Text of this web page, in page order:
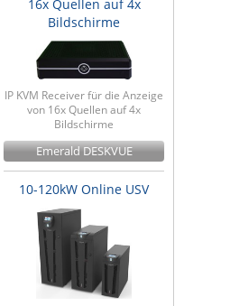
16x Quellen auf 4x
Bildschirme
IP KVM Receiver für die Anzeige
von 16x Quellen auf 4x
Bildschirme
Emerald DESKVUE
10-120kW Online USV